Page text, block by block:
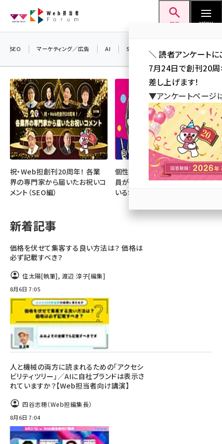
ン
検索 MENU
seo (3519)
ai (2801)
youtube (2425)
note (2310)
セミナー (2301)
meo (1274)
SEO マーケティング／広告 AI SNS
祝・Web担創刊20周年！ 各業
界の専門家から届いたお祝いコ
メント（SEO編）
個性・専門性・熱量が光る！ 社
員が主役となって成果を上げて
いるSNS好事例
新着記事
価格を伏せて集客する良い方法は？ 価格は
必ず記載すべき？
住太陽[執筆], 渡辺 淳子[編集]
8月6日 7:05
人と機械の両方に読まれるための「アクセシ
ビリティツリー」／AIに自社ブランドは表示さ
れていますか？【Web担当者向け講演】
四谷志穂（Web担編集長）
8月6日 7:04
＼ 読者アンケート
7月24日で創刊20周
差し上げます！
▼アンケートページ